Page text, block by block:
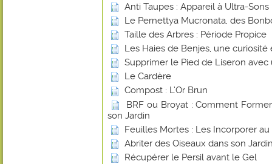
Anti Taupes : Appareil à Ultra-Sons
Le Pernettya Mucronata, des
Taille des Arbres : Période Propice
Les Haies de Benjes, une
Supprimer le Pied de Liseron
Le Cardère
Compost : L’Or Brun
BRF ou Broyat : Comment
son Jardin
Feuilles Mortes : Les Incorporer
Abriter des Oiseaux dans son
Récupérer le Persil avant le Gel